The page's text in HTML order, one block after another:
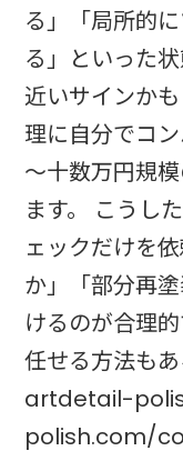
る」「局所的
る」といった
近いサインか
理に自分でコ
～十数万円規
ます。 こうし
ェックだけを
か」「部分再
けるのが合理
任せる方法もあ
artdetail-
polish.com/